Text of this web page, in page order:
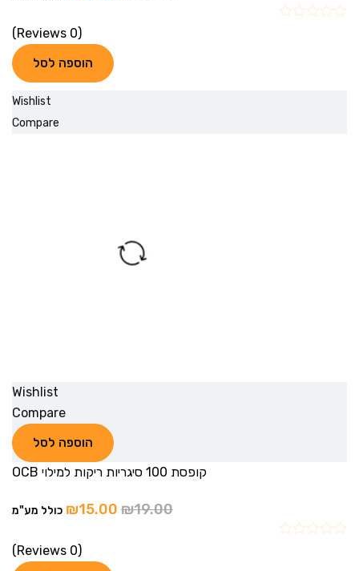
(0 Reviews)
הוספה לסל
Wishlist
Compare
Wishlist
Compare
הוספה לסל
קופסת 100 סיגריות ריקות למילוי OCB
₪19.00
₪15.00 כולל מע"מ
(0 Reviews)